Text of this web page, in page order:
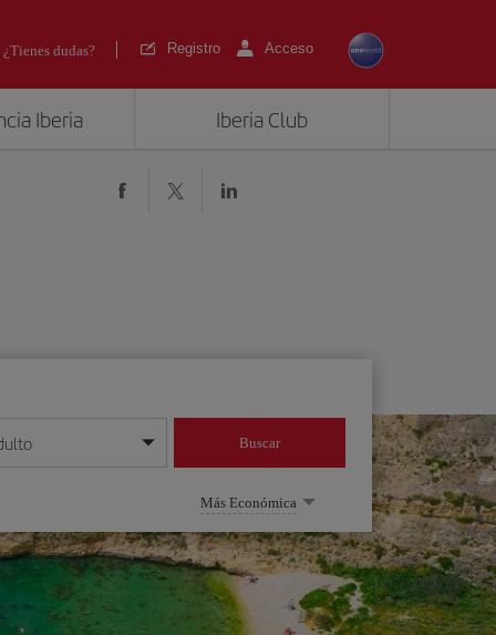
¿Tienes dudas? Registro Acceso
Iberia Iberia Club
mes/año
Buscar
Más Económica